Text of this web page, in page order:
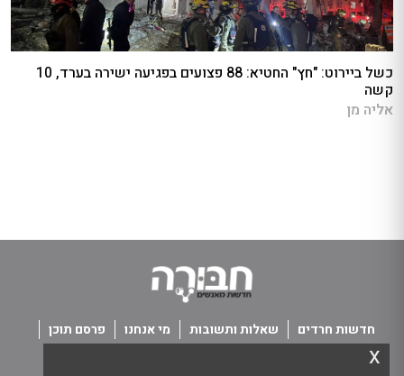
x
כשל ביירוט: "חץ" החטיא: 88 פצועים בפגיעה ישירה בערד, 10
קשה
אליה מן
חדשות חרדים שאלות ותשובות מי אנחנו
פרסם תוכן